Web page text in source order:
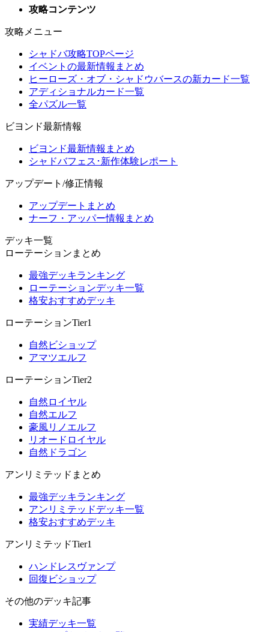
攻略コンテンツ
攻略メニュー
シャドバ攻略TOPページ
イベントの最新情報まとめ
ヒーローズ・オブ・シャドウバースの新カード一覧
アディショナルカード一覧
全パズル一覧
ビヨンド最新情報
ビヨンド最新情報まとめ
シャドバフェス･新作体験レポート
アップデート/修正情報
アップデートまとめ
ナーフ・アッパー情報まとめ
デッキ一覧
ローテーションまとめ
最強デッキランキング
ローテーションデッキ一覧
格安おすすめデッキ
ローテーションTier1
自然ビショップ
アマツエルフ
ローテーションTier2
自然ロイヤル
自然エルフ
豪風リノエルフ
リオードロイヤル
自然ドラゴン
アンリミテッドまとめ
最強デッキランキング
アンリミテッドデッキ一覧
格安おすすめデッキ
アンリミテッドTier1
ハンドレスヴァンプ
回復ビショップ
その他のデッキ記事
実績デッキ一覧